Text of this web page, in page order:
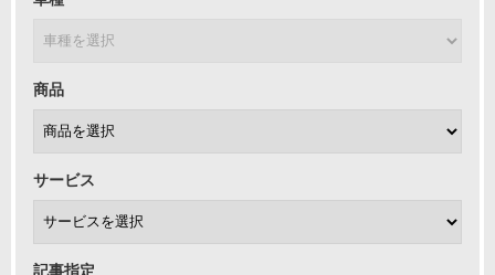
商品
サービス
記事指定